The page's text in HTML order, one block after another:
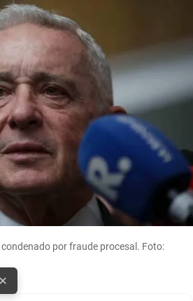
por fraude procesal. Foto:
×